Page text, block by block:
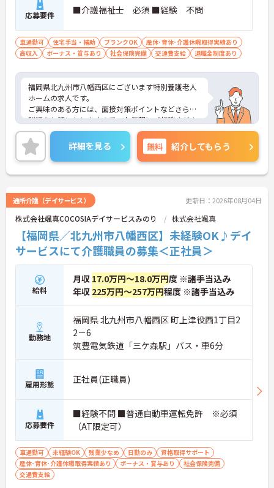
応募要件 ■介護福祉士 必須 ■経験 不問
車通勤可 住宅手当・補助 ブランクOK
産休･育休･介護休暇取得実績あり
高収入
ボーナス・賞与あり 社会保険完備 交通費支給 退職金制度あり
福岡県北九州市八幡西区にございます特別養護老人
ホームの求人です。
ご興味のある方には、面接対策ポイントなどさらに
詳細をお話いたしますので、お気軽にご相談くださ
い。
詳細を見る 無料 紹介してもらう
通所介護（デイサービス） 更新日：2026年08月04日
株式会社颯真COCOSIAデイサービスみのり 株式会社颯真
【福岡県／北九州市八幡西区】未経験OK♪デイ
サービスにて介護職員の募集＜正社員＞
給料
月収 17.0万円～18.0万円度 ※諸手当込み
年収 225万円～257万円程度 ※諸手当込み
勤務地
福岡県 北九州市八幡西区 町上津役西1丁目2
2－6
筑豊電気鉄道「三ケ森駅」バス・車6分
雇用形態 正社員(正職員)
応募要件
■経験不問 ■普通自動車運転免許 ※必須
（AT限定可）
車通勤可 未経験OK 残業少なめ 日勤のみ
資格取得サポート
産休･育休･介護休暇取得実績あり
ボーナス・賞与あり
社会保険完備
交通費支給